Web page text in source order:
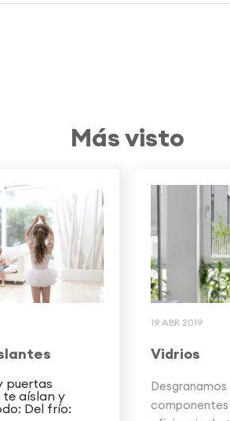
Más visto
puertas
te aíslan y
Del frío:
19 ABR 2019
Vidrios
componentes